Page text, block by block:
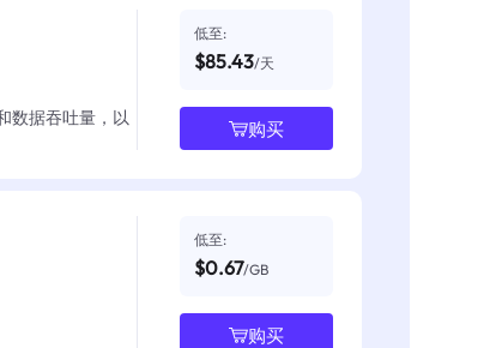
数据吞吐量，以
低至:
$85.43/天
购买
低至:
$0.67/GB
购买